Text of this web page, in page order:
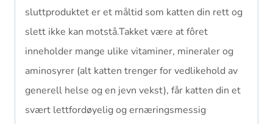
sluttproduktet er et måltid som katten din rett og
slett ikke kan motstå.Takket være at fôret
inneholder mange ulike vitaminer, mineraler og
aminosyrer (alt katten trenger for vedlikehold av
generell helse og en jevn vekst), får katten din et
svært lettfordøyelig og ernæringsmessig